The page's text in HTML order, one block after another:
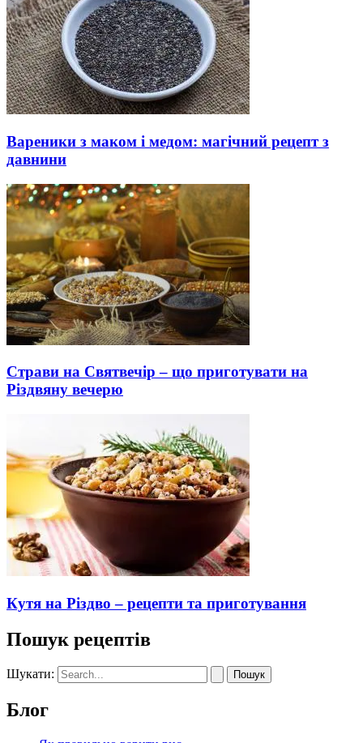
Вареники з маком і медом: магічний рецепт з
давнини
Страви на Святвечір – що приготувати на
Різдвяну вечерю
Кутя на Різдво – рецепти та приготування
Пошук рецептів
Шукати:
Блог